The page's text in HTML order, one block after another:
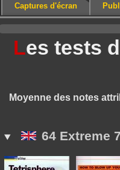
Captures d'écran
Les tests
Moyenne des notes
64 Extreme